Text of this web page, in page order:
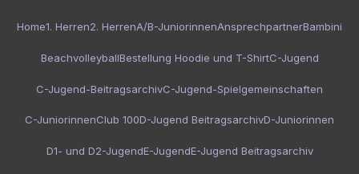
Home1. Herren2. HerrenA/B-JuniorinnenAnsprechpartnerBambini
BeachvolleyballBestellung Hoodie und T-ShirtC-Jugend
C-Jugend-BeitragsarchivC-Jugend-Spielgemeinschaften
C-JuniorinnenClub 100D-Jugend BeitragsarchivD-Juniorinnen
D1- und D2-JugendE-JugendE-Jugend Beitragsarchiv